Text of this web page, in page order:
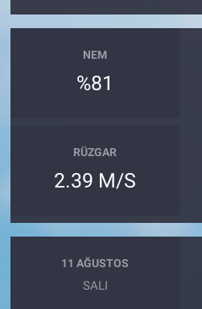
NEM
%81
RÜZGAR
2.39 M/S
11 AĞUSTOS
SALI